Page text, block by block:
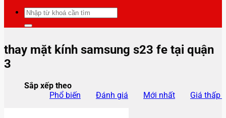
Tìm
kiếm:
thay mặt kính samsung s23 fe tại quận
3
Sắp xếp theo
Phổ biến
Đánh giá Mới nhất Giá thấp